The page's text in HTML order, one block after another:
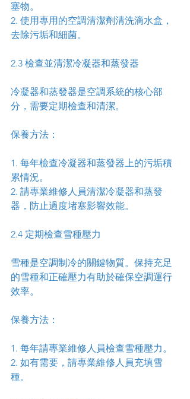
塞物。
2. 使用專用的空調清潔劑清洗滴水盒，
去除污垢和細菌。
2.3 檢查並清潔冷凝器和蒸發器
冷凝器和蒸發器是空調系統的核心部
分，需要定期檢查和清潔。
保養方法：
1. 每年檢查冷凝器和蒸發器上的污垢積
累情況。
2. 請專業維修人員清潔冷凝器和蒸發
器，防止過度堵塞影響效能。
2.4 定期檢查雪種壓力
雪種是空調制冷的關鍵物質。保持充足
的雪種和正確壓力有助於確保空調運行
效率。
保養方法：
1. 每年請專業維修人員檢查雪種壓力。
2. 如有需要，請專業維修人員充填雪
種。